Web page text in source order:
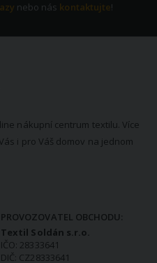
nebo nás kontaktujte!
nákupní centrum textilu. Více
i pro Váš domov na jednom
PROVOZOVATEL OBCHODU:
Textil Soldán s.r.o.
IČO: 28333641
DIČ: CZ28333641